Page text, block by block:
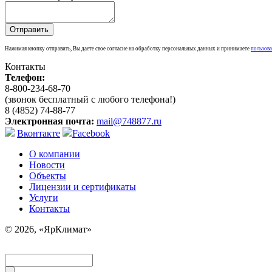
Нажимая кнопку отправить, Вы даете свое согласие на обработку персональных данных и принимаете
Контакты
Телефон:
8-800-234-68-70
(звонок бесплатный с любого телефона!)
8 (4852) 74-88-77
Электронная почта: mail@748877.ru
Вконтакте
Facebook
О компании
Новости
Объекты
Лицензии и сертификаты
Услуги
Контакты
© 2026, «ЯрКлимат»